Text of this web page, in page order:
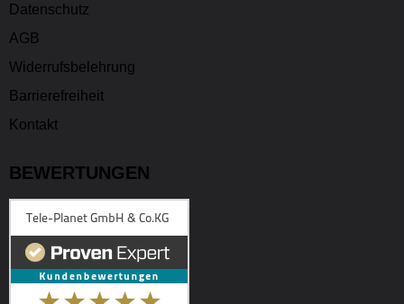
Datenschutz
AGB
Widerrufsbelehrung
Barrierefreiheit
Kontakt
BEWERTUNGEN